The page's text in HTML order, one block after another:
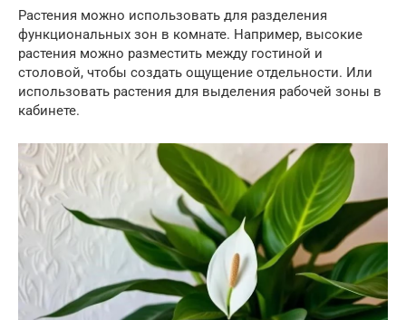
Растения можно использовать для разделения
функциональных зон в комнате. Например, высокие
растения можно разместить между гостиной и
столовой, чтобы создать ощущение отдельности. Или
использовать растения для выделения рабочей зоны в
кабинете.